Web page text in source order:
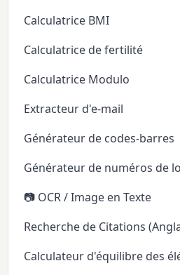
Calculatrice BMI
Calculatrice de fertilité
Calculatrice Modulo
Extracteur d'e-mail
Générateur de codes-barres
Générateur de numéros de
📷 OCR / Image en Texte
Recherche de Citations
Calculateur d'équilibre des